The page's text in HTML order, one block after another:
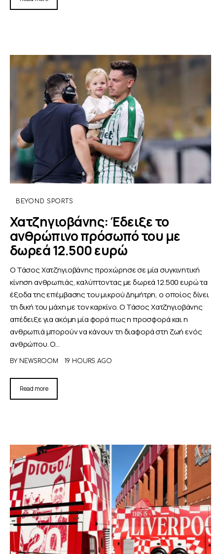
BEYOND SPORTS
Χατζηγιοβάνης: Έδειξε το
ανθρώπινο πρόσωπό του με
δωρεά 12.500 ευρώ
Ο Τάσος Χατζηγιοβάνης προχώρησε σε μία συγκινητική
κίνηση ανθρωπιάς, καλύπτοντας με δωρεά 12.500 ευρώ τα
έξοδα της επέμβασης του μικρού Δημήτρη, ο οποίος δίνει
τη δική του μάχη με τον καρκίνο. Ο Τάσος Χατζηγιοβάνης
απέδειξε για ακόμη μία φορά πως η προσφορά και η
ανθρωπιά μπορούν να κάνουν τη διαφορά στη ζωή ενός
ανθρώπου. Ο…
BY NEWSROOM 19 HOURS AGO
Read more